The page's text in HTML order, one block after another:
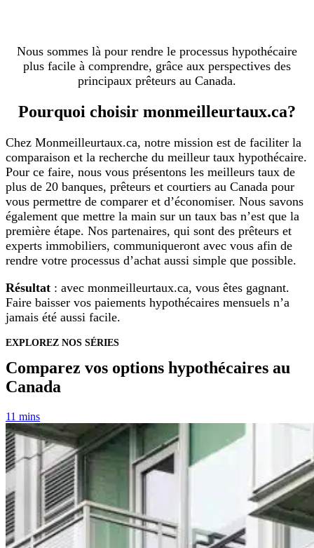
Nous sommes là pour rendre le processus hypothécaire
plus facile à comprendre, grâce aux perspectives des
principaux prêteurs au Canada.
Pourquoi choisir monmeilleurtaux.ca?
Chez Monmeilleurtaux.ca, notre mission est de faciliter la
comparaison et la recherche du meilleur taux hypothécaire.
Pour ce faire, nous vous présentons les meilleurs taux de
plus de 20 banques, prêteurs et courtiers au Canada pour
vous permettre de comparer et d’économiser. Nous savons
également que mettre la main sur un taux bas n’est que la
première étape. Nos partenaires, qui sont des prêteurs et
experts immobiliers, communiqueront avec vous afin de
rendre votre processus d’achat aussi simple que possible.
Résultat : avec monmeilleurtaux.ca, vous êtes gagnant.
Faire baisser vos paiements hypothécaires mensuels n’a
jamais été aussi facile.
EXPLOREZ NOS SÉRIES
Comparez vos options hypothécaires au
Canada
11 mins